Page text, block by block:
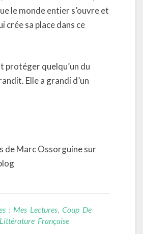
le monde entier s’ouvre et
crée sa place dans ce
protéger quelqu’un du
Elle a grandi d’un
de Marc Ossorguine sur
: Mes Lectures, Coup De
Littérature Française